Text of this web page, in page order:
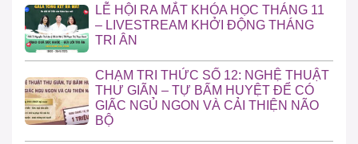
LỄ HỘI RA MẮT KHÓA HỌC THÁNG 11
– LIVESTREAM KHỞI ĐỘNG THÁNG
TRI ÂN
CHẠM TRI THỨC SỐ 12: NGHỆ THUẬT
THƯ GIÃN – TỰ BẤM HUYỆT ĐỂ CÓ
GIẤC NGỦ NGON VÀ CẢI THIỆN NÃO
BỘ